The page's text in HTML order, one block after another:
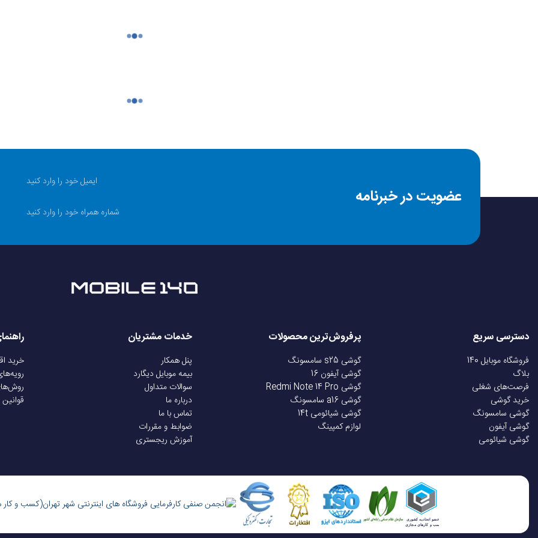
تنوع تنظیم سرعت هشت سرعته
عضویت در خبرنامه
دسترسی سریع
فروشگاه موبایل 140
بلاگ
فرصت‌های شغلی
خرید گوشی
گوشی سامسونگ
گوشی آیفون
گوشی شیائومی
پرفروش‌ترین محصولات
گوشی s25 سامسونگ
گوشی آیفون 16
گوشی Redmi Note 14 Pro
گوشی a16 سامسونگ
گوشی شیائومی 14t
لوازم کمپینگ
خدمات مشتریان
پنل همکار
بیمه موبایل دیگارد
سوالات متداول
درباره ما
تماس با ما
ضوابط و مقررات
آموزش ریجستری
خرید